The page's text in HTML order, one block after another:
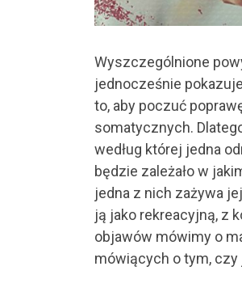
Wyszczególnione
jednocześnie
to, aby poczuć
somatycznych.
według której jedna
będzie zależało w
jedna z nich zażywa
ją jako rekreacyjną, z
objawów mówimy o
mówiących o tym, czy